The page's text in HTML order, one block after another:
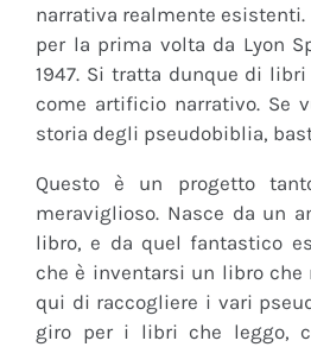
narrativa realmente
per la prima volta da Lyon
1947. Si tratta dunque di
come artificio narrativo. Se
storia degli pseudobiblia,
Questo è un progetto
meraviglioso. Nasce da un
libro, e da quel fantastico
che è inventarsi un libro che
qui di raccogliere i vari
giro per i libri che leggo,